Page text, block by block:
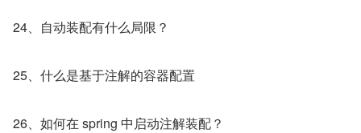
24、自动装配有什么局限？
25、什么是基于注解的容器配置
26、如何在 spring 中启动注解装配？